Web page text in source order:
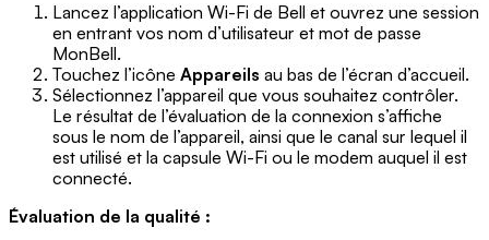
Lancez l’application Wi-Fi de Bell et ouvrez une session
en entrant vos nom d’utilisateur et mot de passe
MonBell.
Touchez l’icône Appareils au bas de l’écran d’accueil.
Sélectionnez l’appareil que vous souhaitez contrôler.
Le résultat de l’évaluation de la connexion s’affiche
sous le nom de l’appareil, ainsi que le canal sur lequel il
est utilisé et la capsule Wi-Fi ou le modem auquel il est
connecté.
Évaluation de la qualité :